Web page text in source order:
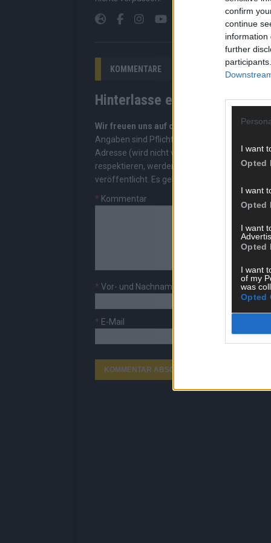
confirm
continue
information
further
I want
Opted
I want
Opted
I want
Opted
I want
of my
was
Opted
KOMMENTARE
Hinterlasse einen Kommentar
Wir freuen uns auf deinen Beitrag!
Angaben sind Pflichtfelder. Bitte nutze
Adresse (wird nicht veröffentlicht). Wir
respektieren, werden freigeschaltet;
veröffentlicht. Es gelten unsere
* Kommentar
* Vor- und Nachname
* E-Mail